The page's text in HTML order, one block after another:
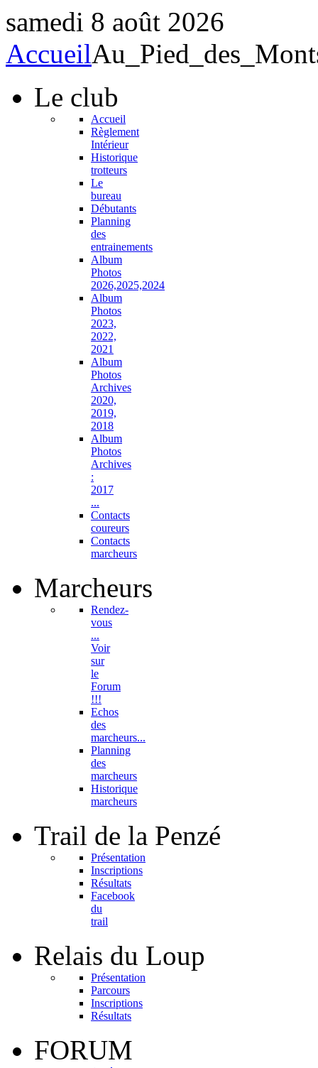
samedi 8 août 2026
Accueil
Le club
Accueil
Règlement
Intérieur
Historique
trotteurs
Le
bureau
Débutants
Planning
des
entrainements
Album
Photos
2026,2025,2024
Album
Photos
2023,
2022,
2021
Album
Photos
Archives
2020,
2019,
2018
Album
Photos
Archives
:
2017
...
Contacts
coureurs
Contacts
marcheurs
Marcheurs
Rendez-
vous
...
Voir
sur
le
Forum
!!!
Echos
des
marcheurs...
Planning
des
marcheurs
Historique
marcheurs
Trail de la Penzé
Présentation
Inscriptions
Résultats
Facebook
du
trail
Relais du Loup
Présentation
Parcours
Inscriptions
Résultats
FORUM